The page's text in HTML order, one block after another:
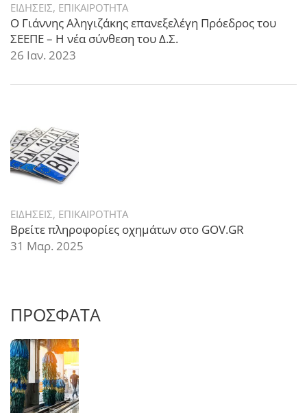
ΕΙΔΗΣΕΙΣ, ΕΠΙΚΑΙΡΟΤΗΤΑ
Ο Γιάννης Αληγιζάκης επανεξελέγη Πρόεδρος του
ΣΕΕΠΕ – Η νέα σύνθεση του Δ.Σ.
26 Ιαν. 2023
ΕΙΔΗΣΕΙΣ, ΕΠΙΚΑΙΡΟΤΗΤΑ
Βρείτε πληροφορίες οχημάτων στο GOV.GR
31 Μαρ. 2025
ΠΡΟΣΦΑΤΑ